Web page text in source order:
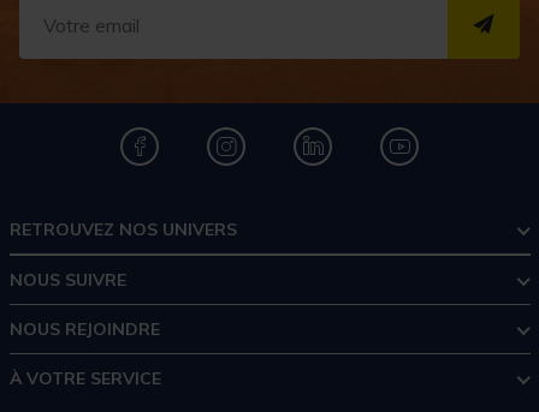
RETROUVEZ NOS UNIVERS
NOUS SUIVRE
NOUS REJOINDRE
À VOTRE SERVICE